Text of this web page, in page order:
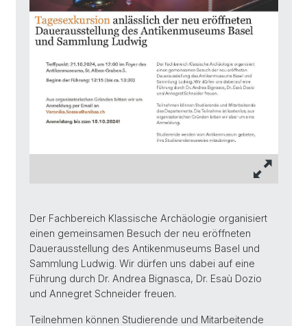
Der Fachbereich Klassische Archäologie organisiert
einen gemeinsamen Besuch der neu eröffneten
Dauerausstellung des Antikenmuseums Basel und
Sammlung Ludwig. Wir dürfen uns dabei auf eine
Führung durch Dr. Andrea Bignasca, Dr. Esaù Dozio
und Annegret Schneider freuen.
Teilnehmen können Studierende und Mitarbeitende